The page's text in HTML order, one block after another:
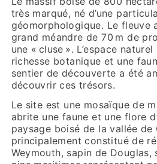
très marqué, né d’une
géomorphologique. Le fleuve
grand méandre de 70 m de
une « cluse ». L’espace
richesse botanique et une
sentier de découverte a été
découvrir ces trésors.
Le site est une mosaïque de
abrite une faune et une flore
paysage boisé de la vallée de
principalement constitué de
Weymouth, sapin de